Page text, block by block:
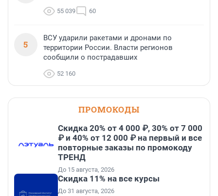
55 039 60
5
ВСУ ударили ракетами и дронами по
территории России. Власти регионов
сообщили о пострадавших
52 160
ПРОМОКОДЫ
Скидка 20% от 4 000 ₽, 30% от 7 000
₽ и 40% от 12 000 ₽ на первый и все
повторные заказы по промокоду
ТРЕНД
До 15 августа, 2026
Скидка 11% на все курсы
До 31 августа, 2026